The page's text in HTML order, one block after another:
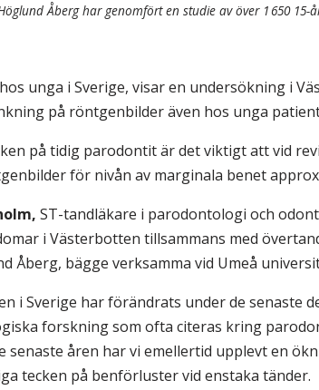
Åberg har genomfört en studie av över 1 650 15-
hos unga i Sverige, visar en undersökning i
på röntgenbilder även hos unga
på tidig par­odontit är det viktigt att vid
för nivån av marginala benet
ST-tandläkare i parodontologi och
i Västerbotten tillsammans med
Åberg, bägge verksamma vid Umeå
i Sverige har förändrats under de senaste
forskning som ofta citeras kring
senaste åren har vi emellertid upplevt en
tecken på benförluster vid enstaka tänder.